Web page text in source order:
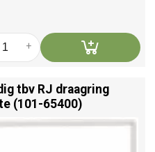
+
tbv RJ draagring
(101-65400)